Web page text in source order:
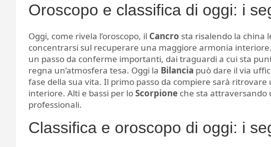
Oroscopo e classifica di oggi: i
Oggi, come rivela l’oroscopo, il Cancro sta risalendo la china
concentrarsi sul recuperare una maggiore armonia
un passo da conferme importanti, dai traguardi a cui sta
regna un’atmosfera tesa. Oggi la Bilancia può dare il via
fase della sua vita. Il primo passo da compiere sarà
interiore. Alti e bassi per loScorpione che sta attraversando
professionali.
Classifica e oroscopo di oggi: i